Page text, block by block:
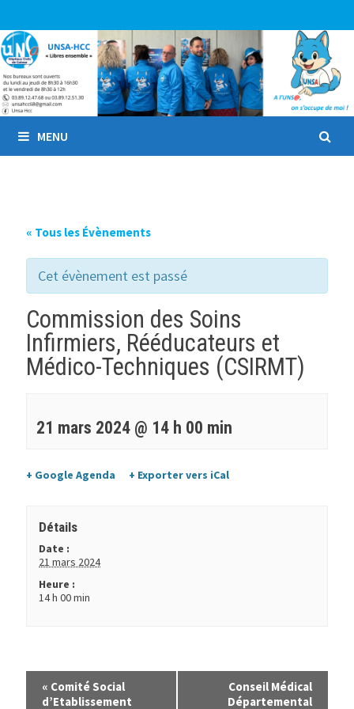
au
contenu
MENU
« Tous les Évènements
Cet évènement est passé
Commission des Soins
Infirmiers, Rééducateurs et
Médico-Techniques (CSIRMT)
21 mars 2024 @ 14 h 00 min
+ Google Agenda + Exporter vers iCal
Détails
Date :
21 mars 2024
Heure :
14 h 00 min
« Comité Social
d’Etablissement
Conseil Médical
Départemental